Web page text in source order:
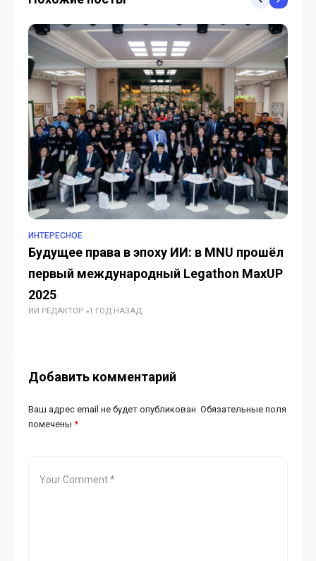
ИНТЕРЕСНОЕ
Будущее права в эпоху ИИ: в MNU прошёл
первый международный Legathon MaxUP
2025
ИИ РЕДАКТОР 1 ГОД НАЗАД
Добавить комментарий
Ваш адрес email не будет опубликован. Обязательные поля
помечены *